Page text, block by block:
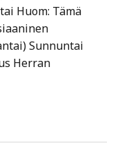
Huom: Tämä
Sunnuntai
Herran